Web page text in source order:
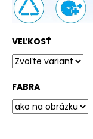
VEĽKOSŤ
FABRA
O
d
p
o
r
č
a
m